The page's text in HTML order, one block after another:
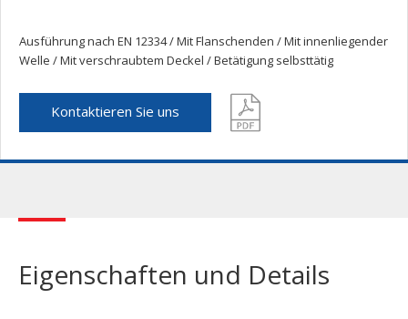
Ausführung nach EN 12334 / Mit Flanschenden / Mit innenliegender
Welle / Mit verschraubtem Deckel / Betätigung selbsttätig
Kontaktieren Sie uns
Eigenschaften und Details